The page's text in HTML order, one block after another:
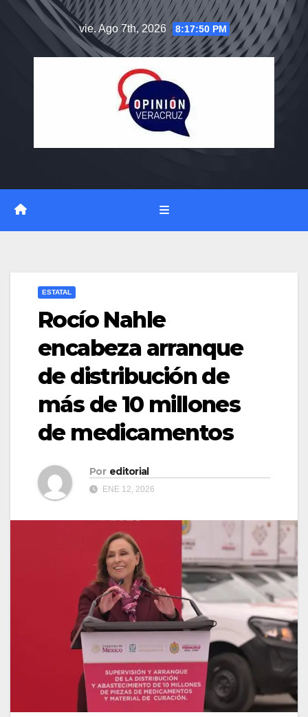
vie. Ago 7th, 2026 8:17:50 PM
ESTATAL
Rocío Nahle
encabeza arranque
de distribución de
más de 10 millones
de medicamentos
Por editorial
ENE 12, 2026